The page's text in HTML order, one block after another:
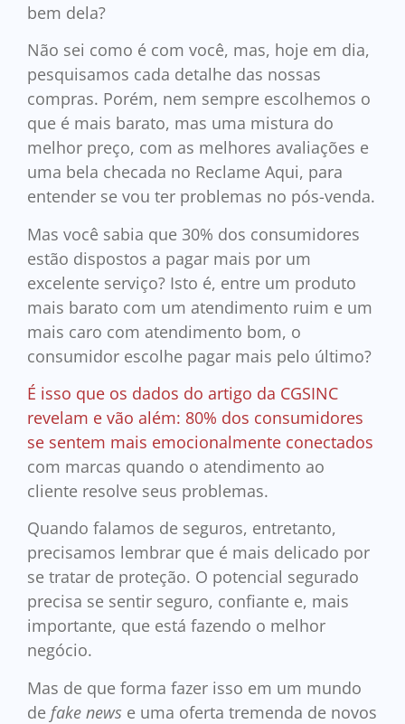
bem dela?
Não sei como é com você, mas, hoje em dia,
pesquisamos cada detalhe das nossas
compras. Porém, nem sempre escolhemos o
que é mais barato, mas uma mistura do
melhor preço, com as melhores avaliações e
uma bela checada no Reclame Aqui, para
entender se vou ter problemas no pós-venda.
Mas você sabia que 30% dos consumidores
estão dispostos a pagar mais por um
excelente serviço? Isto é, entre um produto
mais barato com um atendimento ruim e um
mais caro com atendimento bom, o
consumidor escolhe pagar mais pelo último?
É isso que os dados do artigo da CGSINC
revelam e vão além: 80% dos consumidores
se sentem mais emocionalmente conectados
com marcas quando o atendimento ao
cliente resolve seus problemas.
Quando falamos de seguros, entretanto,
precisamos lembrar que é mais delicado por
se tratar de proteção. O potencial segurado
precisa se sentir seguro, confiante e, mais
importante, que está fazendo o melhor
negócio.
Mas de que forma fazer isso em um mundo
de fake news e uma oferta tremenda de novos